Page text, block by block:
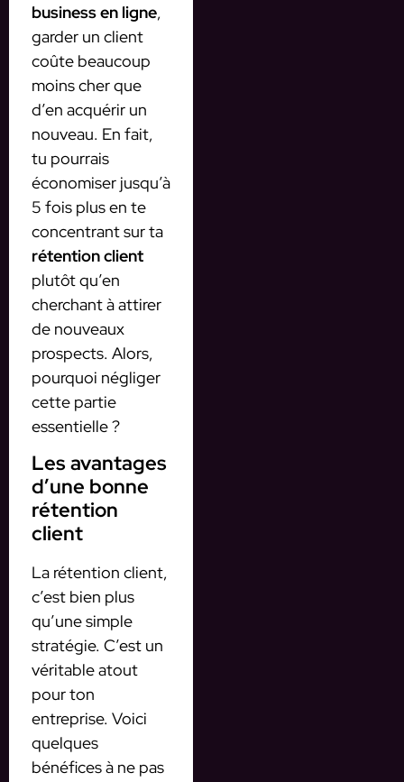
business en ligne,
garder un client
coûte beaucoup
moins cher que
d’en acquérir un
nouveau. En fait,
tu pourrais
économiser jusqu’à
5 fois plus en te
concentrant sur ta
rétention client
plutôt qu’en
cherchant à attirer
de nouveaux
prospects. Alors,
pourquoi négliger
cette partie
essentielle ?
Les avantages
d’une bonne
rétention
client
La rétention client,
c’est bien plus
qu’une simple
stratégie. C’est un
véritable atout
pour ton
entreprise. Voici
quelques
bénéfices à ne pas